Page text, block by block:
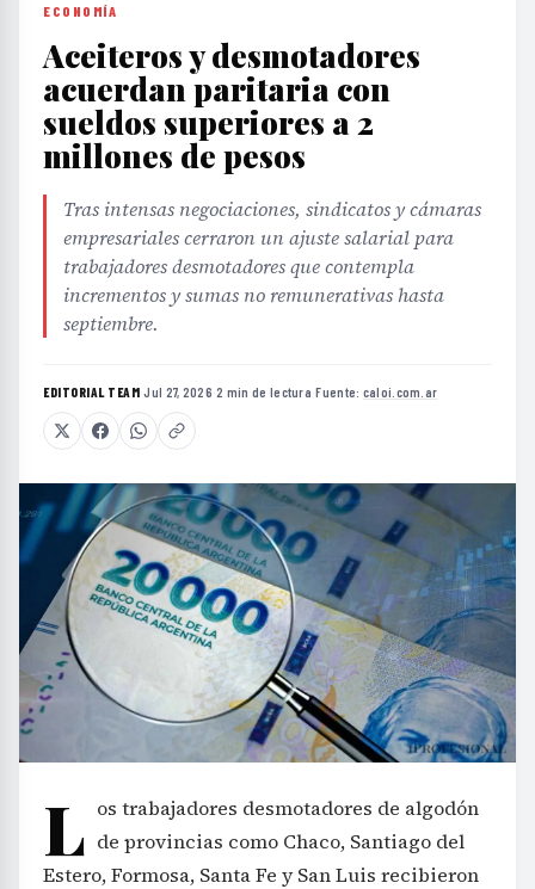
ECONOMÍA
Aceiteros y desmotadores
acuerdan paritaria con
sueldos superiores a 2
millones de pesos
Tras intensas negociaciones, sindicatos y cámaras
empresariales cerraron un ajuste salarial para
trabajadores desmotadores que contempla
incrementos y sumas no remunerativas hasta
septiembre.
EDITORIAL TEAM·Jul 27, 2026·2 min de lectura·Fuente: caloi.com.ar
L os trabajadores desmotadores de algodón
de provincias como Chaco, Santiago del
Estero, Formosa, Santa Fe y San Luis recibieron